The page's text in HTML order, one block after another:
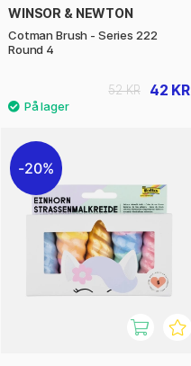
WINSOR & NEWTON
Cotman Brush - Series 222
Round 4
42 KR
52 KR
20%